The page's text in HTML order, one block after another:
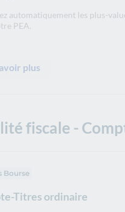
automatiquement les plus-
PEA.
plus
fiscale -
Titres ordinaire
Bourse